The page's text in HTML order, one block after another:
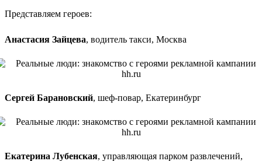
Представляем героев:
Анастасия Зайцева, водитель такси, Москва
Сергей Барановский, шеф-повар, Екатеринбург
Екатерина Лубенская, управляющая парком развлечений,